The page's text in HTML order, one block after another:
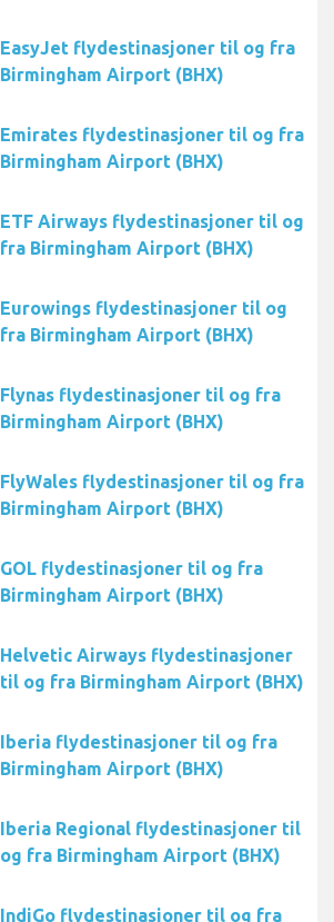
EasyJet flydestinasjoner til og fra
Birmingham Airport (BHX)
Emirates flydestinasjoner til og fra
Birmingham Airport (BHX)
ETF Airways flydestinasjoner til og
fra Birmingham Airport (BHX)
Eurowings flydestinasjoner til og
fra Birmingham Airport (BHX)
Flynas flydestinasjoner til og fra
Birmingham Airport (BHX)
FlyWales flydestinasjoner til og fra
Birmingham Airport (BHX)
GOL flydestinasjoner til og fra
Birmingham Airport (BHX)
Helvetic Airways flydestinasjoner
til og fra Birmingham Airport (BHX)
Iberia flydestinasjoner til og fra
Birmingham Airport (BHX)
Iberia Regional flydestinasjoner til
og fra Birmingham Airport (BHX)
IndiGo flydestinasjoner til og fra